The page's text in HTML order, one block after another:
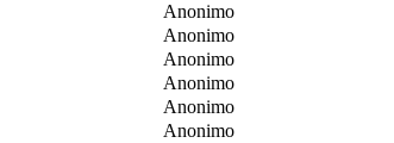
Anonimo
Anonimo
Anonimo
Anonimo
Anonimo
Anonimo